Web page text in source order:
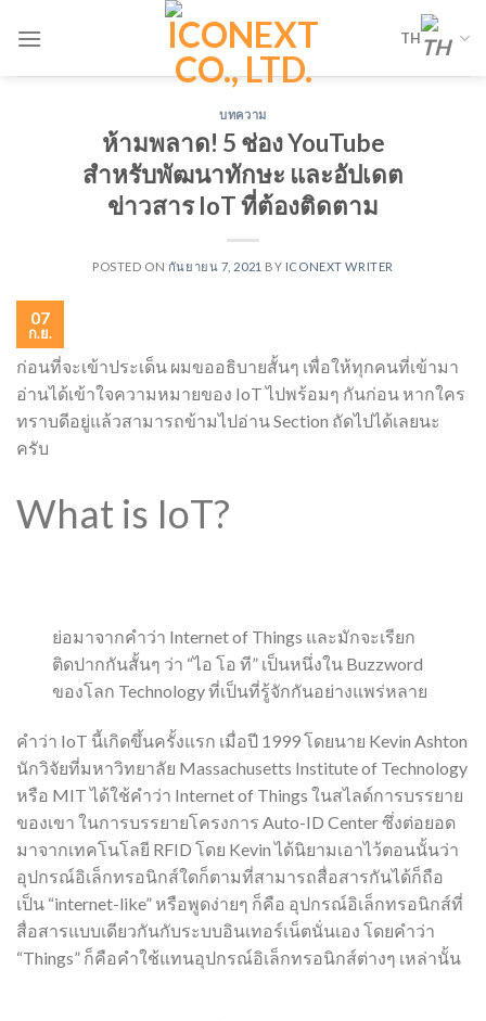
TH
บทความ
ห้ามพลาด! 5 ช่อง YouTube
สำหรับพัฒนาทักษะ และอัปเดต
ข่าวสาร IoT ที่ต้องติดตาม
POSTED ON กันยายน 7, 2021 BY ICONEXT WRITER
07
ก.ย.
ก่อนที่จะเข้าประเด็น ผมขออธิบายสั้นๆ เพื่อให้ทุกคนที่เข้ามา
อ่านได้เข้าใจความหมายของ IoT ไปพร้อมๆ กันก่อน หากใคร
ทราบดีอยู่แล้วสามารถข้ามไปอ่าน Section ถัดไปได้เลยนะ
ครับ
What is IoT?
ย่อมาจากคำว่า Internet of Things และมักจะเรียก
ติดปากกันสั้นๆ ว่า “ไอ โอ ที” เป็นหนึ่งใน Buzzword
ของโลก Technology ที่เป็นที่รู้จักกันอย่างแพร่หลาย
คำว่า IoT นี้เกิดขึ้นครั้งแรก เมื่อปี 1999 โดยนาย Kevin Ashton
นักวิจัยที่มหาวิทยาลัย Massachusetts Institute of Technology
หรือ MIT ได้ใช้คำว่า Internet of Things ในสไลด์การบรรยาย
ของเขา ในการบรรยายโครงการ Auto-ID Center ซึ่งต่อยอด
มาจากเทคโนโลยี RFID โดย Kevin ได้นิยามเอาไว้ตอนนั้นว่า
อุปกรณ์อิเล็กทรอนิกส์ใดก็ตามที่สามารถสื่อสารกันได้ก็ถือ
เป็น “internet-like” หรือพูดง่ายๆ ก็คือ อุปกรณ์อิเล็กทรอนิกส์ที่
สื่อสารแบบเดียวกันกับระบบอินเทอร์เน็ตนั่นเอง โดยคำว่า
“Things” ก็คือคำใช้แทนอุปกรณ์อิเล็กทรอนิกส์ต่างๆ เหล่านั้น